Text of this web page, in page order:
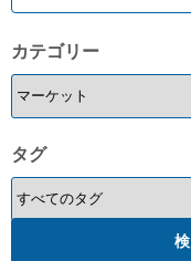
カテゴリー
タグ